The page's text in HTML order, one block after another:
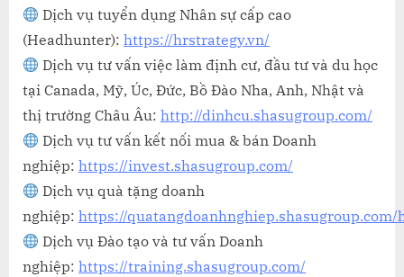
Dịch vụ tuyển dụng Nhân sự cấp cao
(Headhunter): https://hrstrategy.vn/
Dịch vụ tư vấn việc làm định cư, đầu tư và du học
tại Canada, Mỹ, Úc, Đức, Bồ Đào Nha, Anh, Nhật và
thị trường Châu Âu: http://dinhcu.shasugroup.com/
Dịch vụ tư vấn kết nối mua & bán Doanh
nghiệp: https://invest.shasugroup.com/
Dịch vụ quà tặng doanh
nghiệp: https://quatangdoanhnghiep.shasugroup.com/
Dịch vụ Đào tạo và tư vấn Doanh
nghiệp: https://training.shasugroup.com/